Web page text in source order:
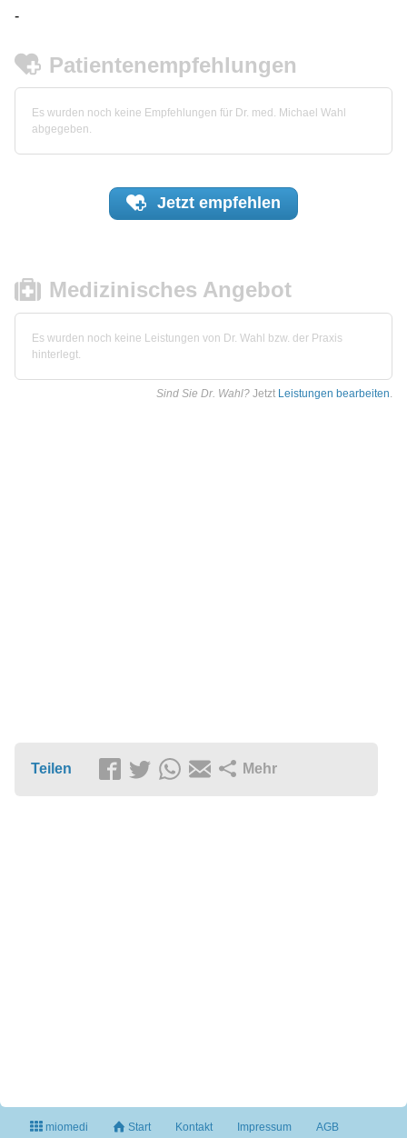
-
Patientenempfehlungen
Es wurden noch keine Empfehlungen für Dr. med. Michael Wahl
abgegeben.
Jetzt empfehlen
Medizinisches Angebot
Es wurden noch keine Leistungen von Dr. Wahl bzw. der Praxis
hinterlegt.
Sind Sie Dr. Wahl? Jetzt Leistungen bearbeiten.
Teilen Mehr
miomedi Start Kontakt Impressum AGB